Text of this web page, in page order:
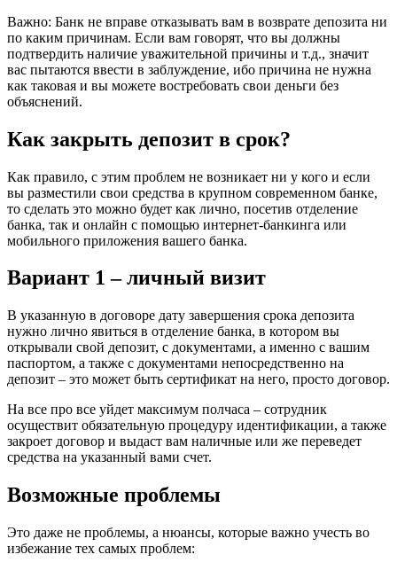
Важно: Банк не вправе отказывать вам в возврате депозита ни
по каким причинам. Если вам говорят, что вы должны
подтвердить наличие уважительной причины и т.д., значит
вас пытаются ввести в заблуждение, ибо причина не нужна
как таковая и вы можете востребовать свои деньги без
объяснений.
Как закрыть депозит в срок?
Как правило, с этим проблем не возникает ни у кого и если
вы разместили свои средства в крупном современном банке,
то сделать это можно будет как лично, посетив отделение
банка, так и онлайн с помощью интернет-банкинга или
мобильного приложения вашего банка.
Вариант 1 – личный визит
В указанную в договоре дату завершения срока депозита
нужно лично явиться в отделение банка, в котором вы
открывали свой депозит, с документами, а именно с вашим
паспортом, а также с документами непосредственно на
депозит – это может быть сертификат на него, просто договор.
На все про все уйдет максимум полчаса – сотрудник
осуществит обязательную процедуру идентификации, а также
закроет договор и выдаст вам наличные или же переведет
средства на указанный вами счет.
Возможные проблемы
Это даже не проблемы, а нюансы, которые важно учесть во
избежание тех самых проблем: